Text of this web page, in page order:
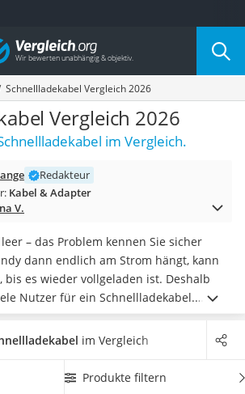
nach Kategorie
Schnellladekabel Vergleich 2026
Vergleich 2026
im Vergleich.
Redakteur
Kabel & Adapter
V.
– das Problem kennen Sie sicher
dann endlich am Strom hängt, kann
bis es wieder vollgeladen ist. Deshalb
Nutzer für ein Schnellladekabel.
wenn Sie bereits einUSB-
Online-Tests zeigen, dass sich
die
unserer Vergleichstabelle ein
im Vergleich
Produkte filtern